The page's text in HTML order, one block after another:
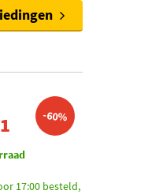
-60%
17:00 besteld,